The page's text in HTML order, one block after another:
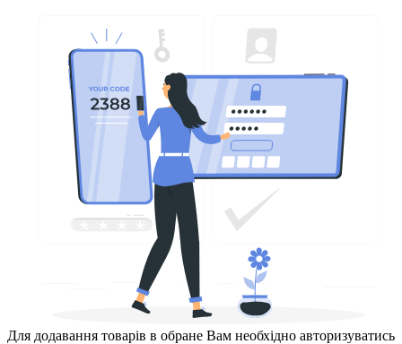
Для додавання товарів в обране Вам необхідно авторизуватись